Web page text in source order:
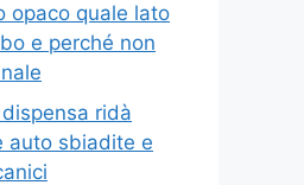
opaco quale lato
e perché non
ridà
auto sbiadite e